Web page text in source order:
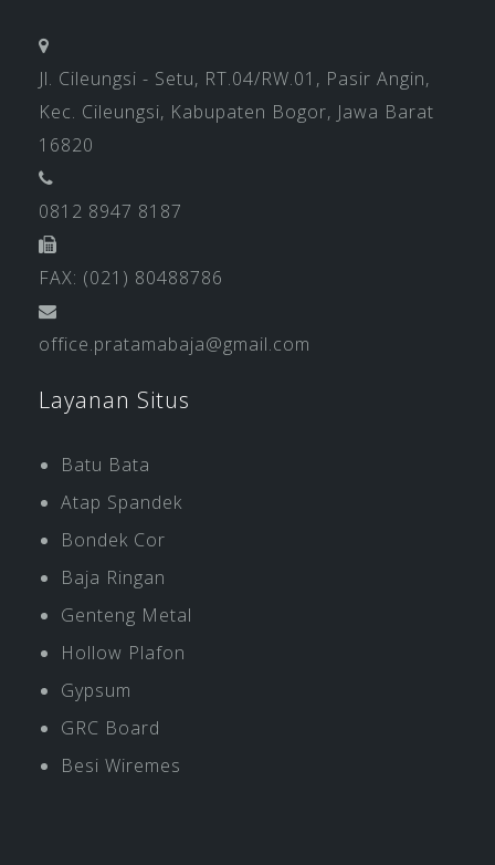
Jl. Cileungsi - Setu, RT.04/RW.01, Pasir Angin,
Kec. Cileungsi, Kabupaten Bogor, Jawa Barat
16820
0812 8947 8187
FAX: (021) 80488786
office.pratamabaja@gmail.com
Layanan Situs
Batu Bata
Atap Spandek
Bondek Cor
Baja Ringan
Genteng Metal
Hollow Plafon
Gypsum
GRC Board
Besi Wiremes